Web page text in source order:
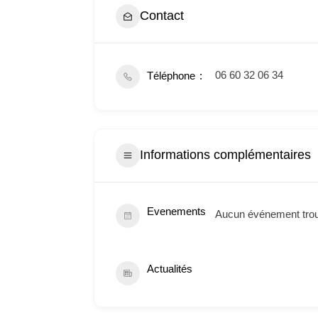
Contact
Téléphone 06 60 32 06 34
Informations complémentaires
Evenements Aucun événement
Actualités